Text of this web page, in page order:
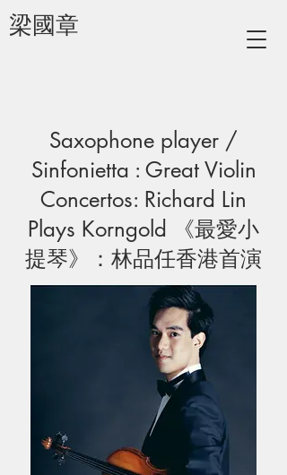
梁國章
Saxophone player /
Sinfonietta : Great Violin
Concertos: Richard Lin
Plays Korngold 《最愛小
提琴》：林品任香港首演